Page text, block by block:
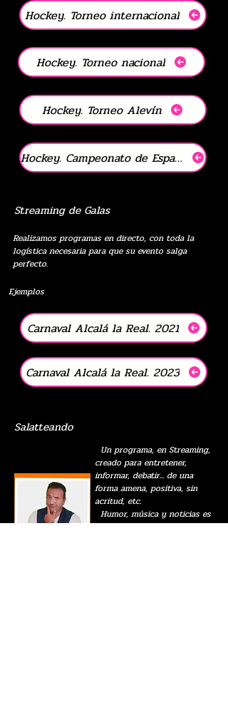
Hockey. Torneo internacional
Hockey. Torneo nacional
Hockey. Torneo Alevín
Hockey. Campeonato de España División de honor
Streaming de Galas
Realizamos programas en directo, con toda la
logística necesaria para que su evento salga
perfecto.
Carnaval Alcalá la Real. 2021
Carnaval Alcalá la Real. 2023
Salatteando
Un programa, en Streaming,
creado para entretener,
informar, debatir... de una
forma amena, positiva, sin
acritud, etc.
Humor, música y noticias es
lo que podrás encontrar en